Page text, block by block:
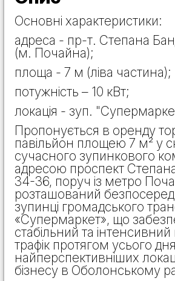
Основні характеристики:
адреса - пр-т. Степана
(м. Почайна);
площа - 7 м (ліва частина);
потужність – 10 кВт;
локація - зуп.
Пропонується в оренду
павільйон площею 7 м² у
сучасного зупинкового
адресою проспект
34-36, поруч із метро
розташований
зупинці громадського
«Супермаркет», що
стабільний та інтенсивний
трафік протягом усього
найперспективніших
бізнесу в Оболонському